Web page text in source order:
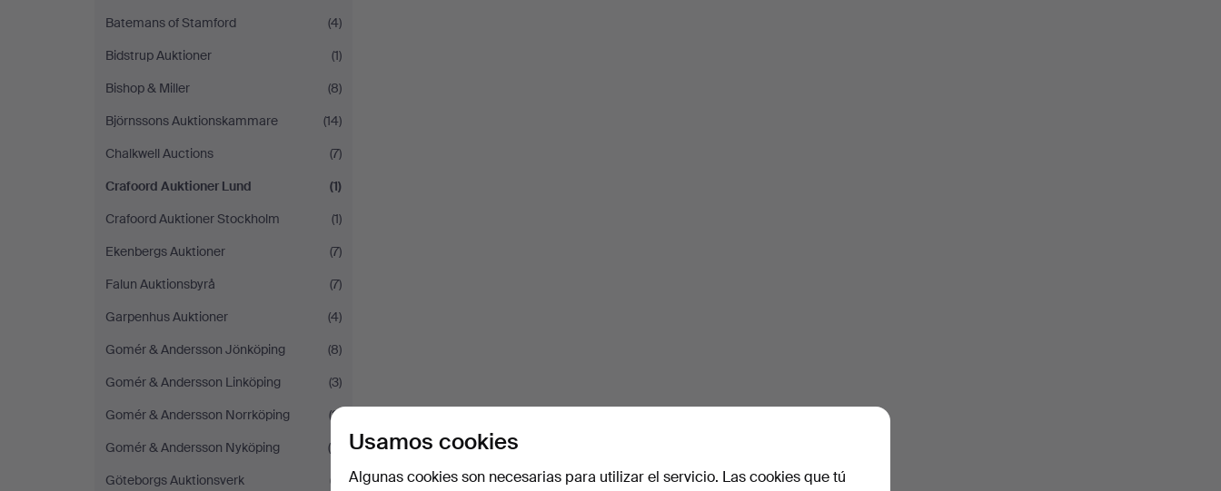
Batemans of Stamford
(4)
Bidstrup Auktioner
(1)
Bishop & Miller
(8)
Björnssons Auktionskammare
(14)
Chalkwell Auctions
(7)
Crafoord Auktioner Lund
(1)
Crafoord Auktioner Stockholm
(1)
Ekenbergs Auktioner
(7)
Falun Auktionsbyrå
(7)
Garpenhus Auktioner
(4)
Gomér & Andersson Jönköping
(8)
Gomér & Andersson Linköping
(3)
Gomér & Andersson Norrköping
(2)
Gomér & Andersson Nyköping
(4)
Göteborgs Auktionsverk
(7)
Usamos cookies
Algunas cookies son necesarias para utilizar el servicio. Las cookies que tú